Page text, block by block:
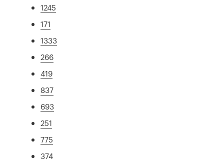
1245
171
1333
266
419
837
693
251
775
374